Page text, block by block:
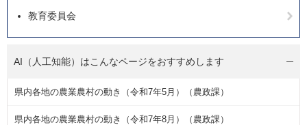
教育委員会
AI（人工知能）はこんなページをおすすめします
県内各地の農業農村の動き（令和7年5月）（農政課）
県内各地の農業農村の動き（令和7年8月）（農政課）